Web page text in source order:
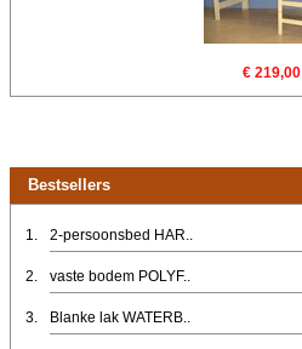
€ 219,00
Bestsellers
1. 2-persoonsbed HAR..
2. vaste bodem POLYF..
3. Blanke lak WATERB..